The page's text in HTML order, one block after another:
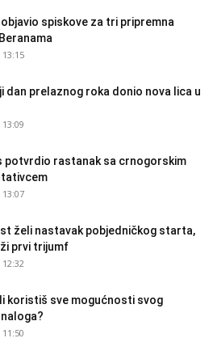
spiskove za tri pripremna
13:15
dan prelaznog roka donio nova lica u
potvrdio rastanak sa crnogorskim
13:07
želi nastavak pobjedničkog starta,
prvi trijumf
li koristiš sve mogućnosti svog